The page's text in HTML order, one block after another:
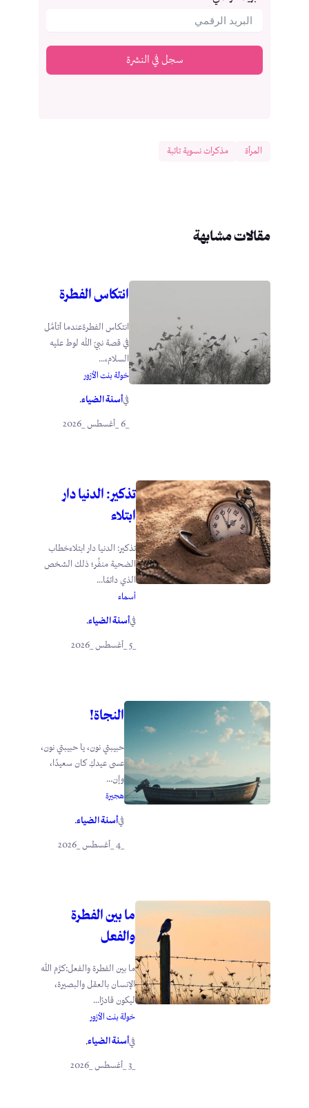
سجل في النشرة
المرأة مذكرات نسوية تائبة
مقالات مشابهة
انتكاس الفطرة
انتكاس الفطرةعندما أتأمَّل
في قصة نبيّ الله لوط عليه
السلام،...
خولة بنت الأزور
فيأسنة الضياء.
تذكير: الدنيا دار
ابتلاء
تذكير: الدنيا دار ابتلاءخطاب
الضحية منفِّر؛ ذلك الشخص
الذي دائمًا...
أسماء
فيأسنة الضياء.
_5 _أغسطس _2026
النجاة!
حبيبتي نون، يا حبيبتي نون،
عسى عيدكِ كان سعيدًا،
وإن...
هجيرة
فيأسنة الضياء.
ما بين الفطرة
والفعل
ما بين الفطرة والفعل:كرَّم الله
الإنسان بالعقل والبصيرة،
ليكون قادرًا...
خولة بنت الأزور
فيأسنة الضياء.